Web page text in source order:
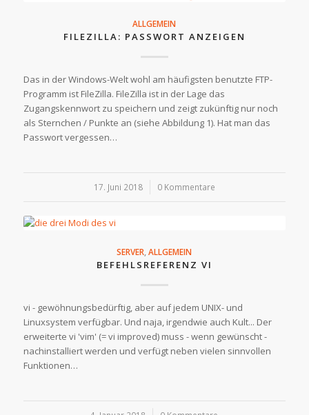
ALLGEMEIN
FILEZILLA: PASSWORT ANZEIGEN
Das in der Windows-Welt wohl am häufigsten benutzte FTP-
Programm ist FileZilla. FileZilla ist in der Lage das
Zugangskennwort zu speichern und zeigt zukünftig nur noch
als Sternchen / Punkte an (siehe Abbildung 1). Hat man das
Passwort vergessen…
17. Juni 2018 0 Kommentare
SERVER ,ALLGEMEIN
BEFEHLSREFERENZ VI
vi - gewöhnungsbedürftig, aber auf jedem UNIX- und
Linuxsystem verfügbar. Und naja, irgendwie auch Kult... Der
erweiterte vi 'vim' (= vi improved) muss - wenn gewünscht -
nachinstalliert werden und verfügt neben vielen sinnvollen
Funktionen…